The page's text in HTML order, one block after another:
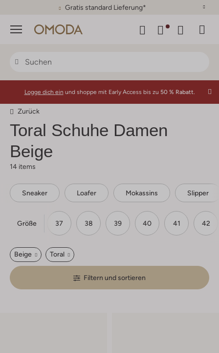
Gratis standard Lieferung*
Menü
Logge dich ein und shoppe mit Early Access bis zu 50 % Rabatt.
Zurück
Toral Schuhe Damen
Beige
14 items
Sneaker Loafer Mokassins Slipper
Größe
36 37 38 39 40 41 42
Beige Toral
Filtern und sortieren